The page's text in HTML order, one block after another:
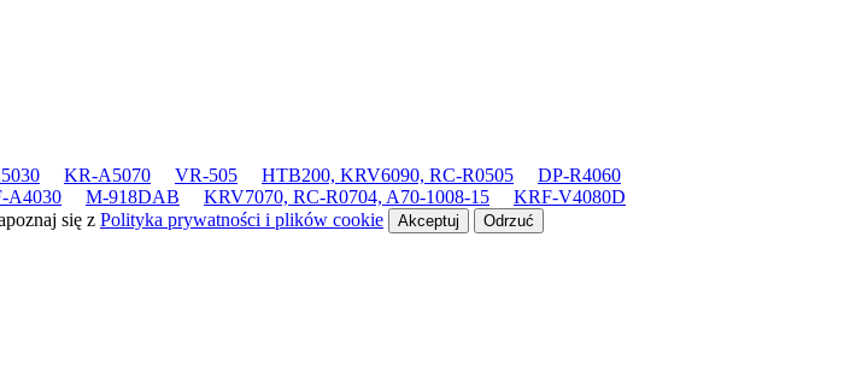
KR-A5070 VR-505 HTB200, KRV6090, RC-R0505
DP-R4060
A4030 M-918DAB KRV7070, RC-R0704, A70-1008-15
KRF-V4080D
się z Polityka prywatności i plików cookie Akceptuj Odrzuć